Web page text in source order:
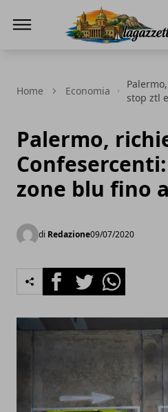
Home Economia
stop ztl
Palermo,
zone blu fino
di Redazione09/07/2020
FacebookTwitterWhatsapp